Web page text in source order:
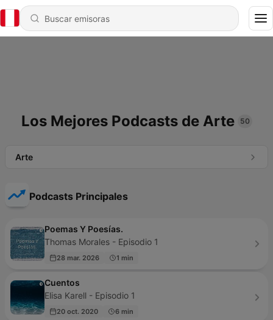
Los Mejores Podcasts de Arte 50
Arte
Podcasts Principales
Poemas Y Poesías.
Thomas Morales - Episodio 1
28 mar. 2026 1 min
Cuentos
Elisa Karell - Episodio 1
20 oct. 2020 6 min